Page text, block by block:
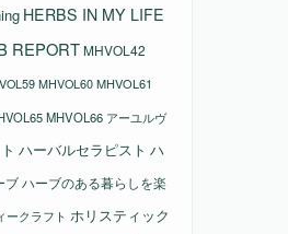
HERBS IN MY LIFE
REPORTMHVOL42
MHVOL60 MHVOL61
MHVOL66 アーユルヴ
ハーバルセラピスト ハ
ブハーブのある暮らしを楽
ークラフト ホリスティック